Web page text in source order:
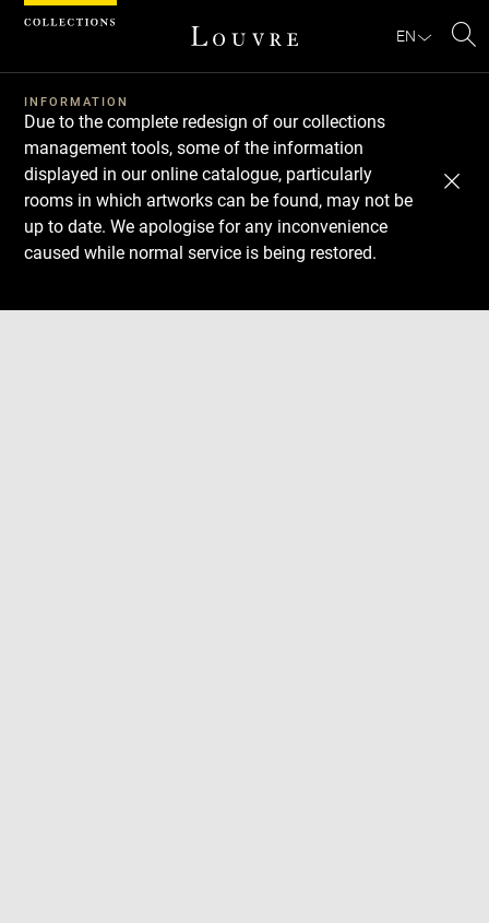
EN
INFORMATION
Due to the complete redesign of our collections
management tools, some of the information
displayed in our online catalogue, particularly
rooms in which artworks can be found, may not be
up to date. We apologise for any inconvenience
caused while normal service is being restored.
Download
Next
Previous
Cookies management panel